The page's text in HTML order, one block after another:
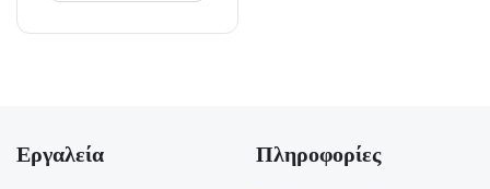
Εργαλεία Πληροφορίες